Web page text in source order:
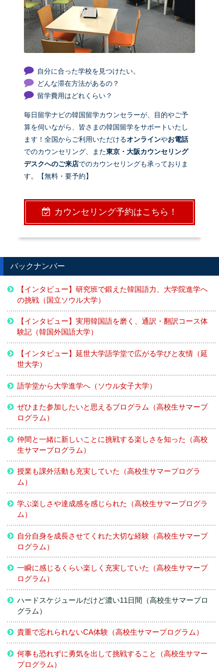
自分に合った学校を見つけたい。
どんな滞在方法があるの？
留学費用はどれくらい？
毎日留学ナビの韓国留学カウンセラーが、目的やご予
算を伺いながら、皆さまの韓国留学をサポートいたし
ます！全国からご利用いただけるオンラインやお電話
でのカウンセリング、また東京・大阪カウンセリング
デスクへのご来店でのカウンセリングも承っておりま
す。【無料・要予約】
カウンセリング予約はこちら！
バックナンバー
【インタビュー】研究班で鍛えた韓国語力、大学院進学へ
の挑戦（国立ソウル大学）
【インタビュー】実用韓国語を磨く、通訳・翻訳コース体
験記（韓国外国語大学）
【インタビュー】延世大学語学堂で広がる学びと友情（延
世大学）
語学堂から大学進学へ（ソウル女子大学）
ぜひまた参加したいと思えるプログラム（高校生サマープ
ログラム）
仲間と一緒に新しいことに挑戦する楽しさを知った（高校
生サマープログラム）
授業も課外活動も充実していた（高校生サマープログラ
ム）
学ぶ楽しさや達成感を感じられた（高校生サマープログラ
ム）
自分自身を成長させてくれた大切な経験（高校生サマープ
ログラム）
一瞬に感じるくらい楽しく充実していた（高校生サマープ
ログラム）
ハードスケジュールだけど濃い11日間（高校生サマープロ
グラム）
貴重で忘れられないCA体験（高校生サマープログラム）
何事も恐れずに勇気を出して挑戦すること（高校生サマー
プログラム）